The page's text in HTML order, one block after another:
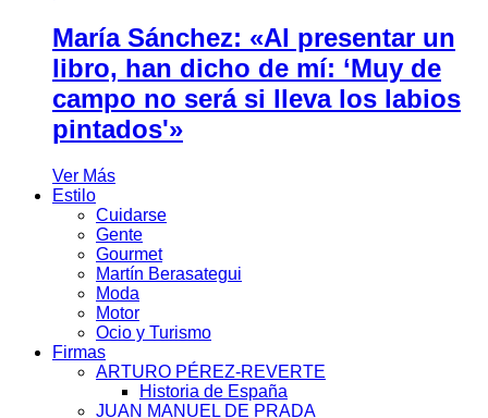
María Sánchez: «Al presentar un
libro, han dicho de mí: ‘Muy de
campo no será si lleva los labios
pintados'»
Ver Más
Estilo
Cuidarse
Gente
Gourmet
Martín Berasategui
Moda
Motor
Ocio y Turismo
Firmas
ARTURO PÉREZ-REVERTE
Historia de España
JUAN MANUEL DE PRADA